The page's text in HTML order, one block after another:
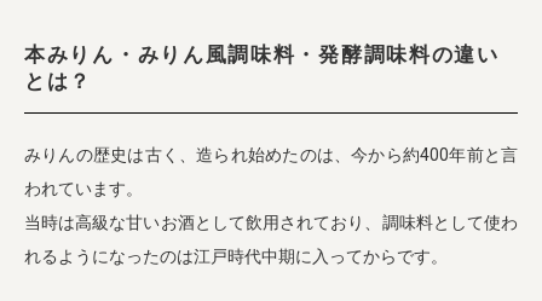
本みりん・みりん風調味料・発酵調味料の違い
とは？
みりんの歴史は古く、造られ始めたのは、今から約400年前と言
われています。
当時は高級な甘いお酒として飲用されており、調味料として使わ
れるようになったのは江戸時代中期に入ってからです。